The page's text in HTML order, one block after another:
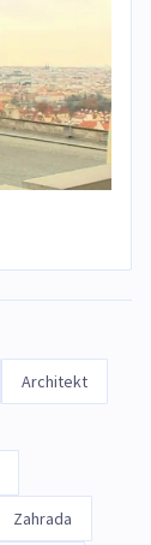
Architekt
Zahrada